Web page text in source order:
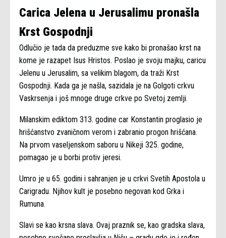
Carica Jelena u Jerusalimu pronašla
Krst Gospodnji
Odlučio je tada da preduzme sve kako bi pronašao krst na
kome je razapet Isus Hristos. Poslao je svoju majku, caricu
Jelenu u Jerusalim, sa velikim blagom, da traži Krst
Gospodnji. Kada ga je našla, sazidala je na Golgoti crkvu
Vaskrsenja i još mnoge druge crkve po Svetoj zemlji.
Milanskim ediktom 313. godine car Konstantin proglasio je
hrišćanstvo zvaničnom verom i zabranio progon hrišćana.
Na prvom vaseljenskom saboru u Nikeji 325. godine,
pomagao je u borbi protiv jeresi.
Umro je u 65. godini i sahranjen je u crkvi Svetih Apostola u
Carigradu. Njihov kult je posebno negovan kod Grka i
Rumuna.
Slavi se kao krsna slava. Ovaj praznik se, kao gradska slava,